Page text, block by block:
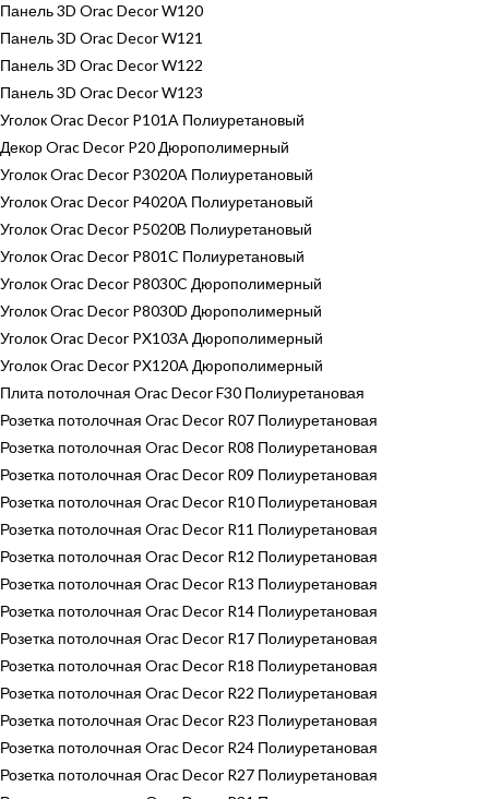
Панель 3D Orac Decor W120
Панель 3D Orac Decor W121
Панель 3D Orac Decor W122
Панель 3D Orac Decor W123
Уголок Orac Decor P101A Полиуретановый
Декор Orac Decor P20 Дюрополимерный
Уголок Orac Decor P3020A Полиуретановый
Уголок Orac Decor P4020A Полиуретановый
Уголок Orac Decor P5020B Полиуретановый
Уголок Orac Decor P801C Полиуретановый
Уголок Orac Decor P8030C Дюрополимерный
Уголок Orac Decor P8030D Дюрополимерный
Уголок Orac Decor PX103A Дюрополимерный
Уголок Orac Decor PX120A Дюрополимерный
Плита потолочная Orac Decor F30 Полиуретановая
Розетка потолочная Orac Decor R07 Полиуретановая
Розетка потолочная Orac Decor R08 Полиуретановая
Розетка потолочная Orac Decor R09 Полиуретановая
Розетка потолочная Orac Decor R10 Полиуретановая
Розетка потолочная Orac Decor R11 Полиуретановая
Розетка потолочная Orac Decor R12 Полиуретановая
Розетка потолочная Orac Decor R13 Полиуретановая
Розетка потолочная Orac Decor R14 Полиуретановая
Розетка потолочная Orac Decor R17 Полиуретановая
Розетка потолочная Orac Decor R18 Полиуретановая
Розетка потолочная Orac Decor R22 Полиуретановая
Розетка потолочная Orac Decor R23 Полиуретановая
Розетка потолочная Orac Decor R24 Полиуретановая
Розетка потолочная Orac Decor R27 Полиуретановая